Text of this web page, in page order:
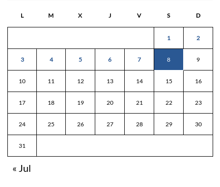
L M X J V S D
1 2
3 4 5 6 7 8 9
10 11 12 13 14 15 16
17 18 19 20 21 22 23
24 25 26 27 28 29 30
31
« Jul